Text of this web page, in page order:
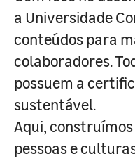
a Universidade
conteúdos para
colaboradores.
possuem a
sustentável.
Aqui,
pessoas e